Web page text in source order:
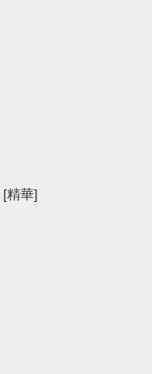
[精華]